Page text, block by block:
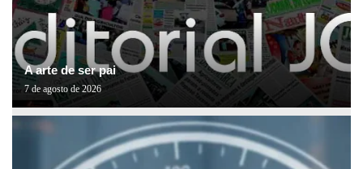
A arte de ser pai
7 de agosto de 2026